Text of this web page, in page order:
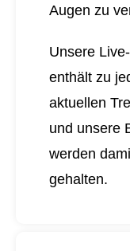
Augen zu
Unsere
enthält zu
aktuellen
und unsere
werden
gehalten.